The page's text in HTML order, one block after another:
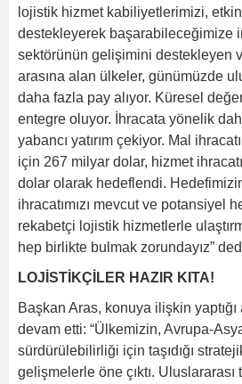
lojistik hizmet kabiliyetlerimizi, etkin
destekleyerek başarabileceğimize
sektörünün gelişimini destekleyen
arasına alan ülkeler, günümüzde
daha fazla pay alıyor. Küresel
entegre oluyor. İhracata yönelik
yabancı yatırım çekiyor. Mal
için 267 milyar dolar, hizmet
dolar olarak hedeflendi.
ihracatımızı mevcut ve potansiyel
rekabetçi lojistik hizmetlerle
hep birlikte bulmak zorundayız”
LOJİSTİKÇİLER HAZIR KITA!
Başkan Aras, konuya ilişkin yaptığı
devam etti: “Ülkemizin, Avrupa-
sürdürülebilirliği için taşıdığı
gelişmelerle öne çıktı.